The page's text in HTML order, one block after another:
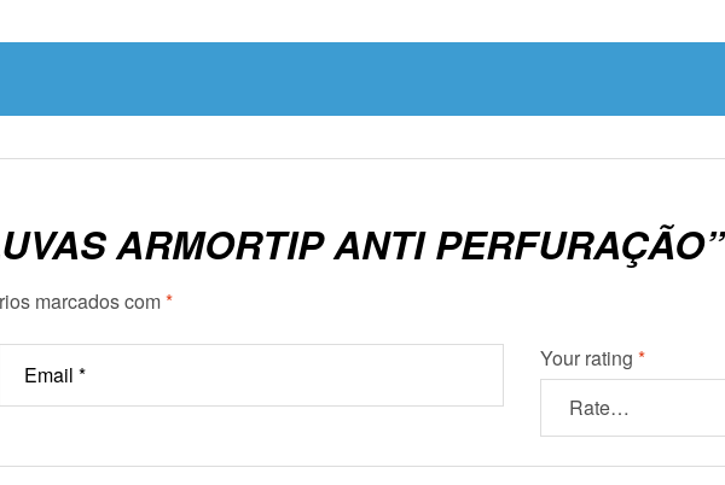
ARMORTIP ANTI PERFURAÇÃO”
marcados com*
Your rating *